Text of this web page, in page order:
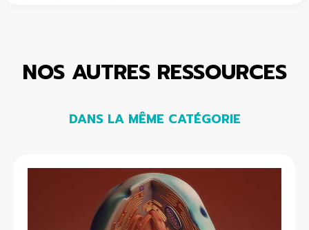
NOS AUTRES RESSOURCES
DANS LA MÊME CATÉGORIE